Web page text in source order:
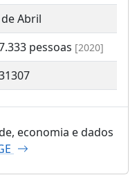
Abril
pessoas [2020]
economia e dados